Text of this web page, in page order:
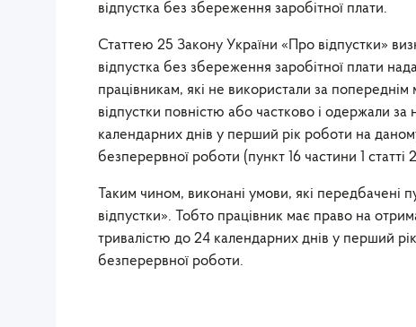
відпустка без збереження заробітної плати.
Статтею 25 Закону України «Про відпустки»
відпустка без збереження заробітної плати
працівникам, які не використали за
відпустки повністю або частково і одержали
календарних днів у перший рік роботи на
безперервної роботи (пункт 16 частини 1
Таким чином, виконані умови, які передбачені
відпустки». Тобто працівник має право на
тривалістю до 24 календарних днів у перший
безперервної роботи.